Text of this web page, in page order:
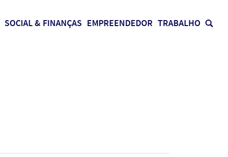
SOCIAL & FINANÇAS EMPREENDEDOR TRABALHO